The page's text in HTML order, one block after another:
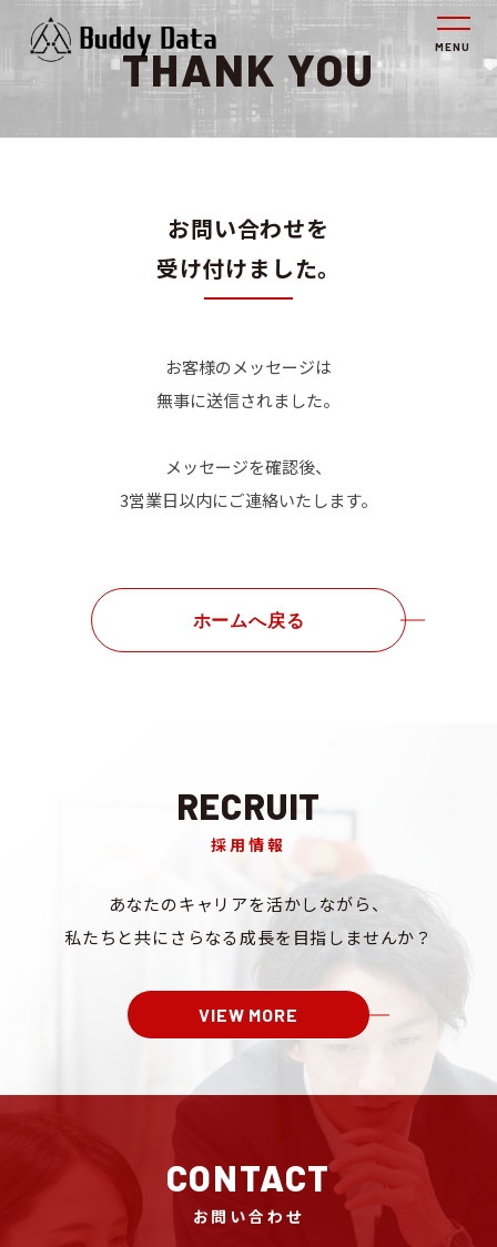
THANK YOU
お問い合わせを
受け付けました。
お客様のメッセージは
無事に送信されました。
メッセージを確認後、
3営業日以内にご連絡いたします。
ホームへ戻る
RECRUIT
採用情報
あなたのキャリアを活かしながら、
私たちと共にさらなる成長を 目指しませんか？
VIEW MORE
CONTACT
お問い合わせ